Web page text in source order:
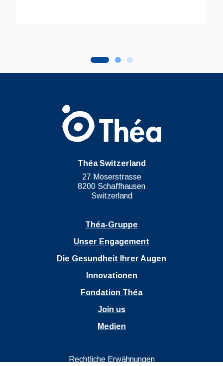
Théa Switzerland
27 Moserstrasse
8200 Schaffhausen
Switzerland
Théa-Gruppe
Unser Engagement
Die Gesundheit Ihrer Augen
Innovationen
Fondation Théa
Join us
Medien
Ouvrir dans un nouvel onglet
Rechtliche Erwähnungen